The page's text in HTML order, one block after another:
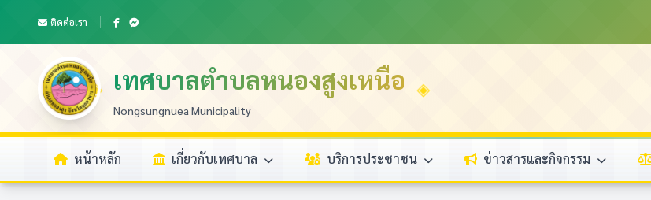
ติดต่อเรา
เทศบาลตำบลหนองสูงเหนือ
Nongsungnuea Municipality
หน้าหลัก เกี่ยวกับเทศบาล บริการประชาชน ข่าวสารและกิจกรรม